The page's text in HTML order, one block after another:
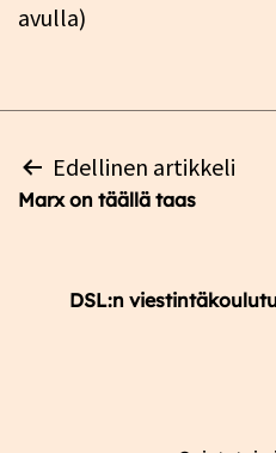
avulla)
Artikkelien
selaus
Edellinen artikkeli
Marx on täällä taas
DSL:n